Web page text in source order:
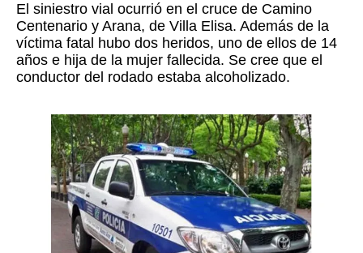
El siniestro vial ocurrió en el cruce de Camino
Centenario y Arana, de Villa Elisa. Además de la
víctima fatal hubo dos heridos, uno de ellos de 14
años e hija de la mujer fallecida. Se cree que el
conductor del rodado estaba alcoholizado.